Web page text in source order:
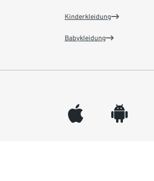
Kinderkleidung
Babykleidung
appleinc android